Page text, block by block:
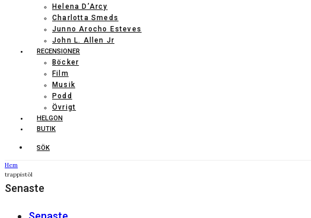
Helena D’Arcy
Charlotta Smeds
Junno Arocho Esteves
John L. Allen Jr
RECENSIONER
Böcker
Film
Musik
Podd
Övrigt
HELGON
BUTIK
SÖK
Hem
trappistöl
Senaste